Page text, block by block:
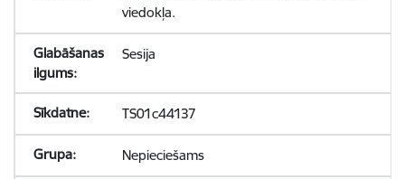
viedokļa.
Sesija
TS01c44137
Nepieciešams